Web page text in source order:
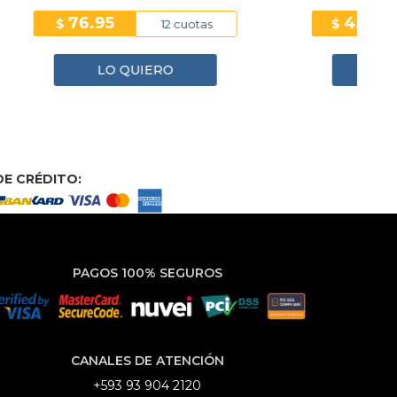
41.78
CRÉDITO:
PAGOS 100% SEGUROS
CANALES DE ATENCIÓN
+593 93 904 2120